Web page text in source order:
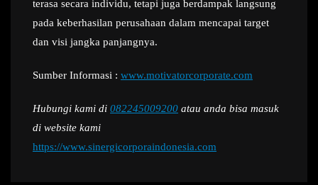
terasa secara individu, tetapi juga berdampak langsung
pada keberhasilan perusahaan dalam mencapai target
dan visi jangka panjangnya.
Sumber Informasi : www.motivatorcorporate.com
Hubungi kami di 082245009200 atau anda bisa masuk
di website kami
https://www.sinergicorporaindonesia.com